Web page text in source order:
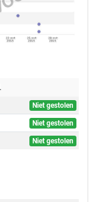
Niet gestolen
Niet gestolen
Niet gestolen